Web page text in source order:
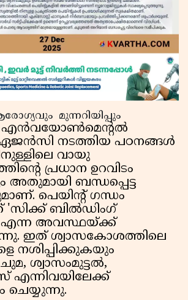
മുന്നറിയിപ്പും
എൻവയോൺമെന്റൽ
നടത്തിയ പഠനങ്ങൾ
വായു
പ്രധാന ഉറവിടം
അതുമായി ബന്ധപ്പെട്ട
പെയിന്റ് ഗന്ധം
'സിക്ക് ബിൽഡിംഗ്
എന്ന അവസ്ഥയ്ക്ക്
ഇത് ശ്വാസകോശത്തിലെ
നശിപ്പിക്കുകയും
ചുമ, ശ്വാസംമുട്ടൽ,
എന്നിവയിലേക്ക്
ചെയ്യുന്നു.